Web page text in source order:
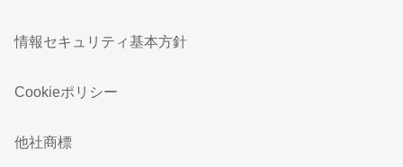
情報セキュリティ基本方針
Cookieポリシー
他社商標